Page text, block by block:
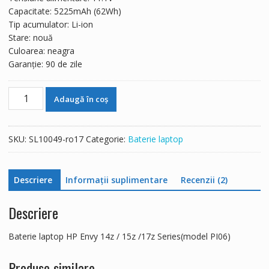
298 lei.
Capacitate: 5225mAh (62Wh)
Tip acumulator: Li-ion
Stare: nouă
Culoarea: neagra
Garanție: 90 de zile
Cantitate
Envy 14z / 15z /17z Series(model
Adaugă în coș
SKU: SL10049-ro17 Categorie: Baterie laptop
Descriere Informații suplimentare Recenzii (2)
Descriere
Baterie laptop HP Envy 14z / 15z /17z Series(model PI06)